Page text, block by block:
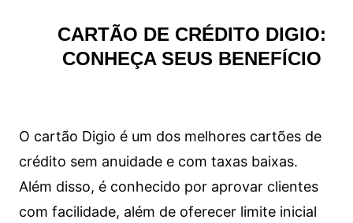
CARTÃO DE CRÉDITO DIGIO:
CONHEÇA SEUS BENEFÍCIO
O cartão Digio é um dos melhores cartões de
crédito sem anuidade e com taxas baixas.
Além disso, é conhecido por aprovar clientes
com facilidade, além de oferecer limite inicial